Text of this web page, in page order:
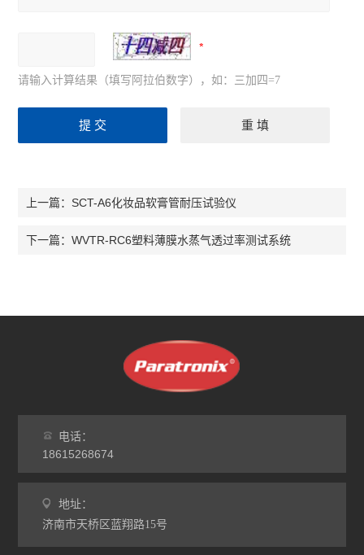
请输入计算结果（填写阿拉伯数字），如：三加四=7
上一篇： SCT-A6化妆品软膏管耐压试验仪
下一篇：WVTR-RC6塑料薄膜水蒸气透过率测试系统
电话：
18615268674
地址：
济南市天桥区蓝翔路15号